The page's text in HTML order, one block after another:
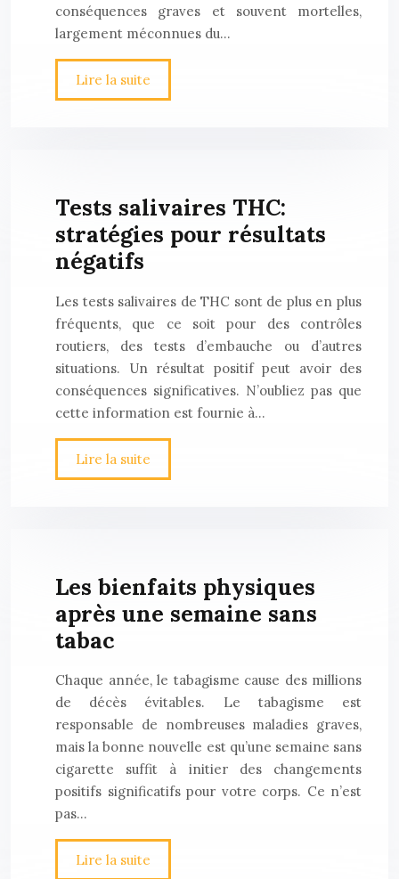
conséquences graves et souvent mortelles,
largement méconnues du…
Lire la suite
Tests salivaires THC:
stratégies pour résultats
négatifs
Les tests salivaires de THC sont de plus en plus
fréquents, que ce soit pour des contrôles
routiers, des tests d’embauche ou d’autres
situations. Un résultat positif peut avoir des
conséquences significatives. N’oubliez pas que
cette information est fournie à…
Lire la suite
Les bienfaits physiques
après une semaine sans
tabac
Chaque année, le tabagisme cause des millions
de décès évitables. Le tabagisme est
responsable de nombreuses maladies graves,
mais la bonne nouvelle est qu’une semaine sans
cigarette suffit à initier des changements
positifs significatifs pour votre corps. Ce n’est
pas…
Lire la suite